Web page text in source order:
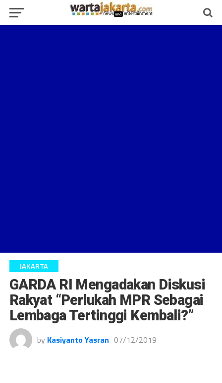
JAKARTA
GARDA RI Mengadakan Diskusi
Rakyat “Perlukah MPR Sebagai
Lembaga Tertinggi Kembali?”
by Kasiyanto Yasran 07/12/2019